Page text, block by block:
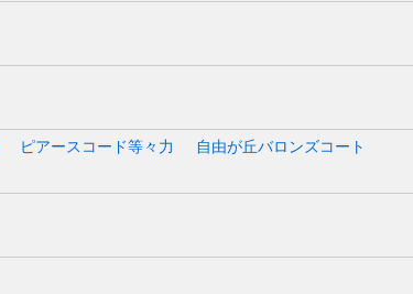
ピアースコード等々力
自由が丘バロンズコート